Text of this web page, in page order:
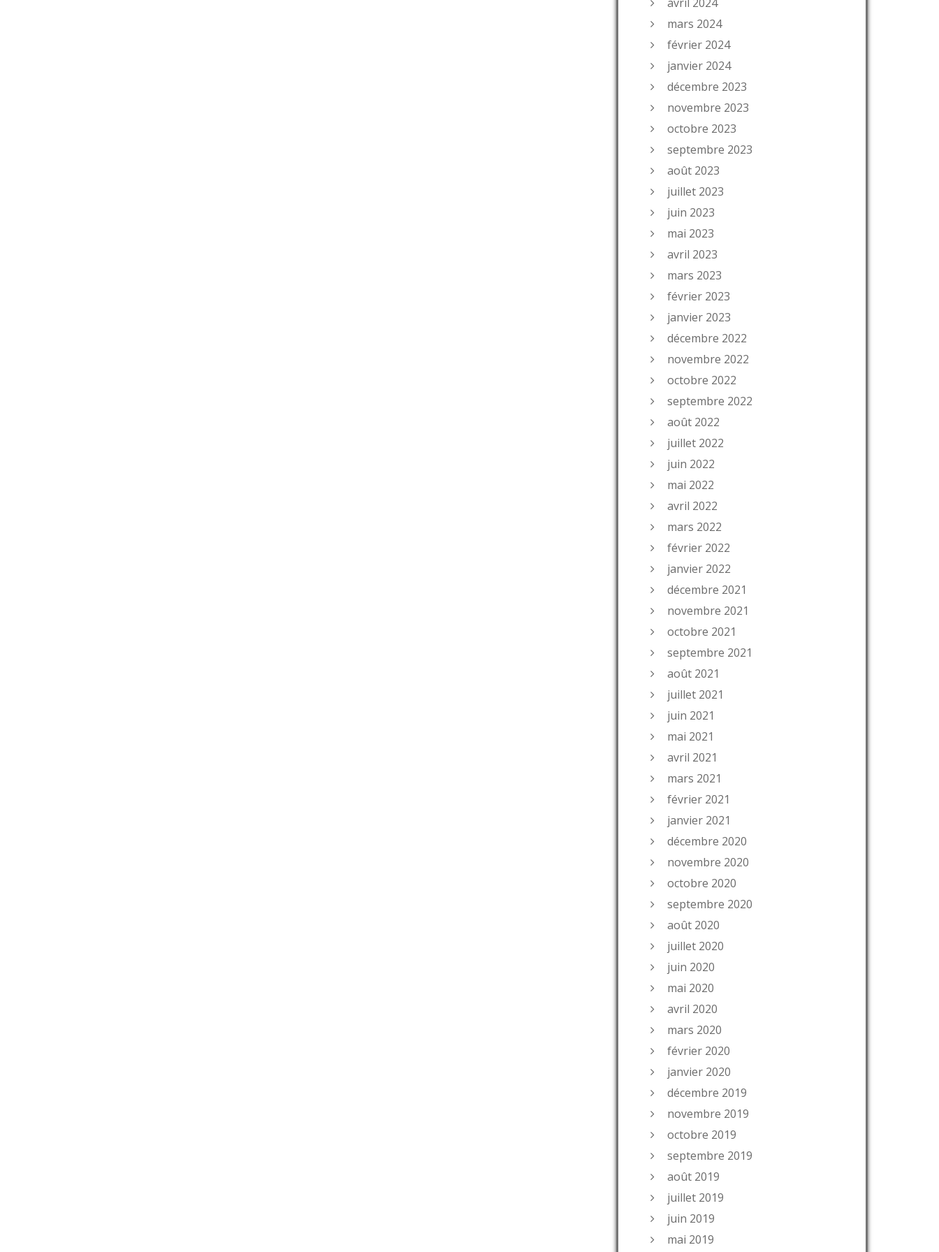
mars 2024
février 2024
janvier 2024
décembre 2023
novembre 2023
octobre 2023
septembre 2023
août 2023
juillet 2023
juin 2023
mai 2023
avril 2023
mars 2023
février 2023
janvier 2023
décembre 2022
novembre 2022
octobre 2022
septembre 2022
août 2022
juillet 2022
juin 2022
mai 2022
avril 2022
mars 2022
février 2022
janvier 2022
décembre 2021
novembre 2021
octobre 2021
septembre 2021
août 2021
juillet 2021
juin 2021
mai 2021
avril 2021
mars 2021
février 2021
janvier 2021
décembre 2020
novembre 2020
octobre 2020
septembre 2020
août 2020
juillet 2020
juin 2020
mai 2020
avril 2020
mars 2020
février 2020
janvier 2020
décembre 2019
novembre 2019
octobre 2019
septembre 2019
août 2019
juillet 2019
juin 2019
mai 2019